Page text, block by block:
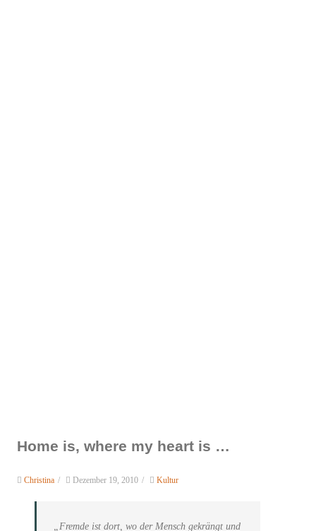
Home is, where my heart is …
Christina / Dezember 19, 2010 / Kultur
„Fremde ist dort, wo der Mensch gekrängt und